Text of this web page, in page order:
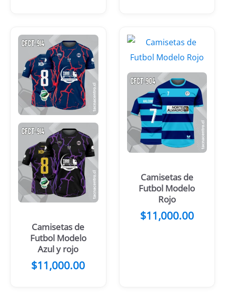
Camisetas de
Futbol Modelo
Azul y rojo
$11,000.00
Camisetas de
Futbol Modelo
Rojo
$11,000.00